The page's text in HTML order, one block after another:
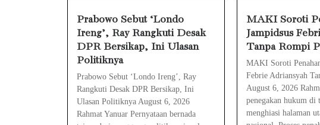
Face ID iPhone
Prabowo Sebut ‘Londo
Ireng’, Ray Rangkuti Desak
DPR Bersikap, Ini Ulasan
Politiknya
Prabowo Sebut ‘Londo Ireng’, Ray
Rangkuti Desak DPR Bersikap, Ini
Ulasan Politiknya August 6, 2026
Rahmat Yanuar Pernyataan bernada
MAKI Soroti
Jampidsus
Tanpa Rompi
MAKI Soroti
Febrie Adriansyah
August 6, 2026
penegakan hukum di
menghiasi halaman